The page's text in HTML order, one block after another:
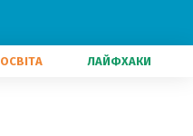
ОСВІТА ЛАЙФХАКИ